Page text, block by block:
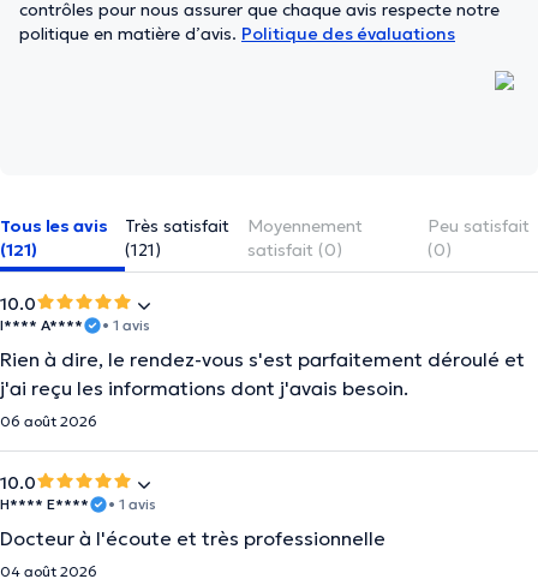
contrôles pour nous assurer que chaque avis respecte notre
politique en matière d’avis. Politique des évaluations
Tous les avis
(121)
Très satisfait
(121)
Moyennement
satisfait (0)
Peu satisfait
(0)
10.0
I**** A**** • 1 avis
Rien à dire, le rendez-vous s'est parfaitement déroulé et
j'ai reçu les informations dont j'avais besoin.
06 août 2026
10.0
H**** E**** • 1 avis
Docteur à l'écoute et très professionnelle
04 août 2026